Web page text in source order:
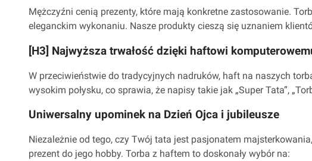
Mężczyźni cenią prezenty, które mają konkretne zastosowanie.
eleganckim wykonaniu. Nasze produkty cieszą się uznaniem
[H3] Najwyższa trwałość dzięki haftowi
W przeciwieństwie do tradycyjnych nadruków, haft na naszych
wysokim połysku, co sprawia, że napisy takie jak „Super Tata”,
Uniwersalny upominek na Dzień Ojca i jubileusze
Niezależnie od tego, czy Twój tata jest pasjonatem
prezent do jego hobby. Torba z haftem to doskonały wybór na: